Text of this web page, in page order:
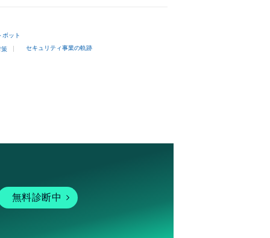
ボット
策 セキュリティ事業の軌跡
無料診断中